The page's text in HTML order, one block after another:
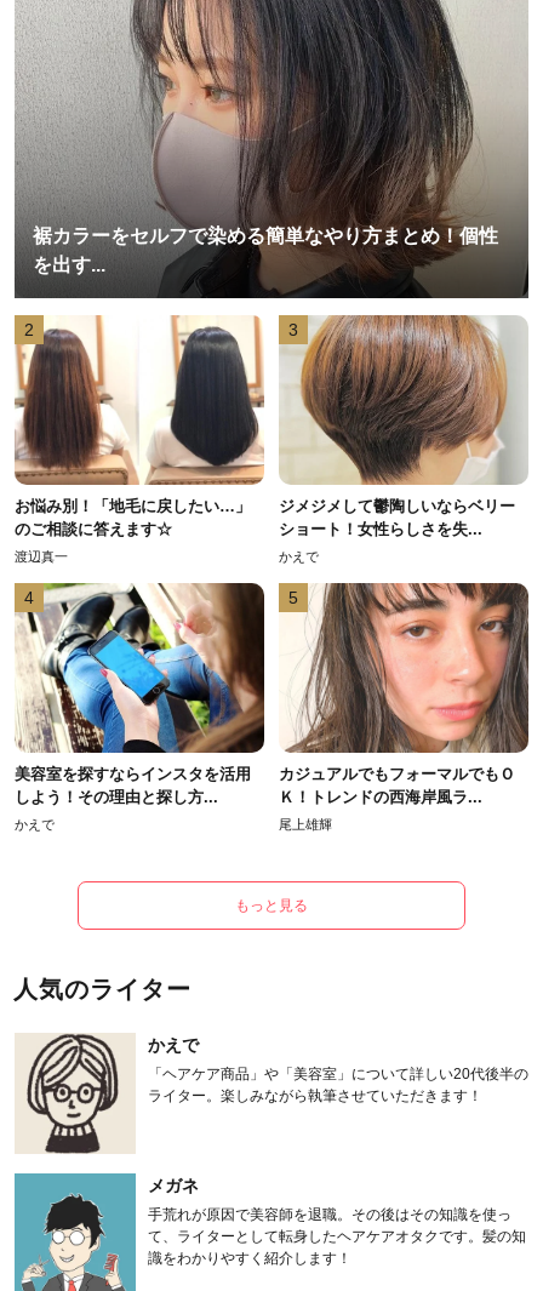
裾カラーをセルフで染める簡単なやり方まとめ！個性
を出す...
2
お悩み別！「地毛に戻したい…」
のご相談に答えます☆
渡辺真一
3
ジメジメして鬱陶しいならベリー
ショート！女性らしさを失...
かえで
4
美容室を探すならインスタを活用
しよう！その理由と探し方...
かえで
5
カジュアルでもフォーマルでもＯ
Ｋ！トレンドの西海岸風ラ...
尾上雄輝
もっと見る
人気のライター
かえで
「ヘアケア商品」や「美容室」について詳しい20代後半の
ライター。楽しみながら執筆させていただきます！
メガネ
手荒れが原因で美容師を退職。その後はその知識を使っ
て、ライターとして転身したヘアケアオタクです。髪の知
識をわかりやすく紹介します！